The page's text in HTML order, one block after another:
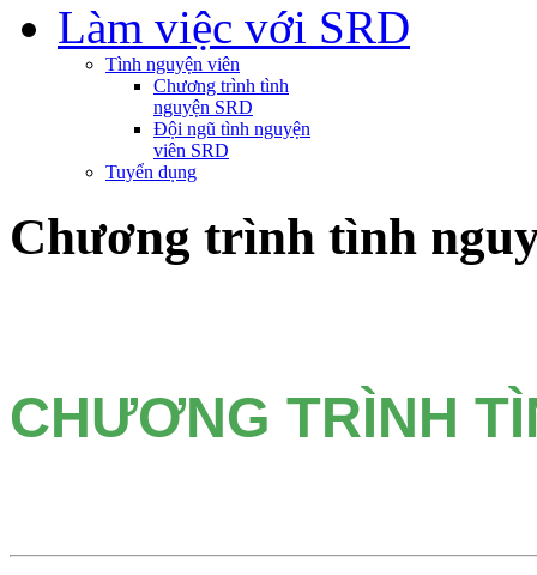
Làm việc với SRD
Tình nguyện viên
Chương trình tình
nguyện SRD
Đội ngũ tình nguyện
viên SRD
Tuyển dụng
Chương trình tình
CHƯƠNG TRÌNH